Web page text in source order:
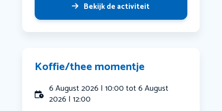
Bekijk de activiteit
Koffie/thee momentje
6 August 2026 | 10:00 tot 6 August
2026 | 12:00